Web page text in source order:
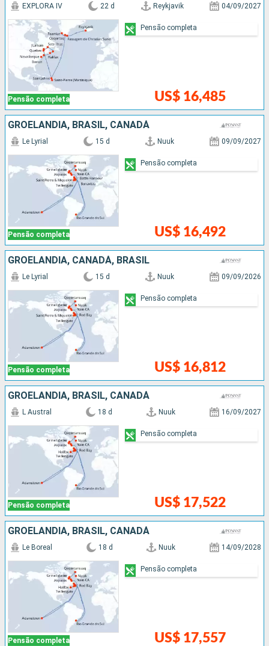
Pensão completa
EXPLORA IV 22 d Reykjavik 04/09/2027
US$ 16,485
Pensão completa
GROELÂNDIA, BRASIL, CANADÁ
Pensão completa
Le Lyrial 15 d Nuuk 09/09/2027
US$ 16,492
Pensão completa
GROELÂNDIA, CANADÁ, BRASIL
Pensão completa
Le Lyrial 15 d Nuuk 09/09/2026
US$ 16,812
Pensão completa
GROELÂNDIA, BRASIL, CANADÁ
Pensão completa
L Austral 18 d Nuuk 16/09/2027
US$ 17,522
Pensão completa
GROELÂNDIA, BRASIL, CANADÁ
Pensão completa
Le Boreal 18 d Nuuk 14/09/2028
US$ 17,557
Pensão completa